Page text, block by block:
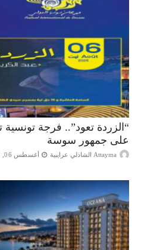
“الزردة تعود”.. فرجة تونسية
على جمهور سوسة
Attayma الشاذلي عرايبية أغسطس 06, 2026